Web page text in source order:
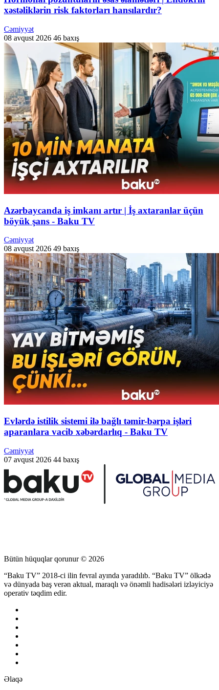
xəstəliklərin risk faktorları hansılardır?
Cəmiyyət
08 avqust 2026 46 baxış
Azərbaycanda iş imkanı artır | İş axtaranlar üçün
böyük şans - Baku TV
Cəmiyyət
08 avqust 2026 49 baxış
Evlərdə istilik sistemi ilə bağlı təmir-bərpa işləri
aparanlara vacib xəbərdarlıq - Baku TV
Cəmiyyət
07 avqust 2026 44 baxış
Bütün hüquqlar qorunur © 2026
“Baku TV” 2018-ci ilin fevral ayında yaradılıb. “Baku TV” ölkədə
və dünyada baş verən aktual, maraqlı və önəmli hadisələri izləyiciyə
operativ təqdim edir.
Əlaqə